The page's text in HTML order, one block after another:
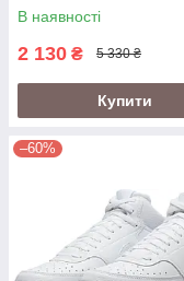
В наявності
2 130 ₴ 5 330 ₴
Купити
–60%